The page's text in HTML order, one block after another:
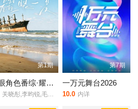
第1期
耀眼角色番综·耀眼一夏
关晓彤,李昀锐,毛俊杰,边天扬
第7期
一万元舞台2026
10.0 内详